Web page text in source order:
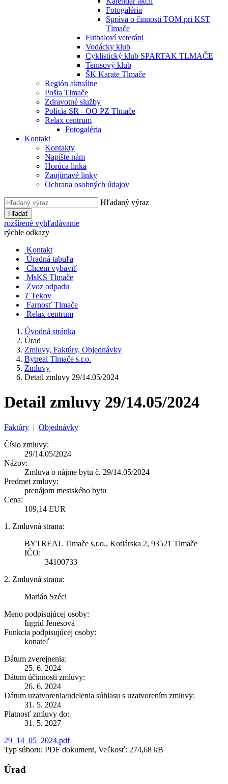
Fotogaléria
Správa o činnosti TOM pri KST
Tlmače
Futbaloví veteráni
Vodácky klub
Cyklistický klub SPARTAK TLMAČE
Tenisový klub
ŠK Karate Tlmače
Región aktuálne
Pošta Tlmače
Zdravotné služby
Polícia SR - OO PZ Tlmače
Relax centrum
Fotogaléria
Kontakt
Kontakty
Napíšte nám
Horúca linka
Zaujímavé linky
Ochrana osobných údajov
Hľadaný výraz
Hľadať
rozšírené vyhľadávanie
rýchle odkazy
Kontakt
Úradná tabuľa
Chcem vybaviť
MsKS Tlmače
Zvoz odpadu
T Tekov
Farnosť Tlmače
Relax centrum
Úvodná stránka
Úrad
Zmluvy, Faktúry, Objednávky
Bytreal Tlmače s.r.o.
Zmluvy
Detail zmluvy 29/14.05/2024
Detail zmluvy 29/14.05/2024
Faktúry | Objednávky
Číslo zmluvy:
29/14.05/2024
Názov:
Zmluva o nájme bytu č. 29/14.05/2024
Predmet zmluvy:
prenájom mestského bytu
Cena:
109,14 EUR
1. Zmluvná strana:
BYTREAL Tlmače s.r.o., Kotlárska 2, 93521 Tlmače
IČO:
34100733
2. Zmluvná strana:
Marián Széci
Meno podpisujúcej osoby:
Ingrid Jenesová
Funkcia podpisujúcej osoby:
konateľ
Dátum zverejnenia:
25. 6. 2024
Dátum účinnosti zmluvy:
26. 6. 2024
Dátum uzatvorenia/udelenia súhlasu s uzatvorením zmluvy:
31. 5. 2024
Platnosť zmluvy do:
31. 5. 2027
29_14_05_2024.pdf
Typ súboru: PDF dokument, Veľkosť: 274,68 kB
Úrad